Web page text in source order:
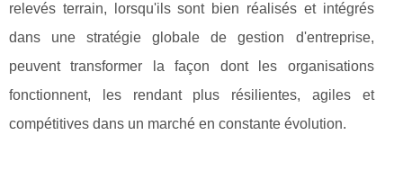
relevés terrain, lorsqu'ils sont bien réalisés et intégrés
dans une stratégie globale de gestion d'entreprise,
peuvent transformer la façon dont les organisations
fonctionnent, les rendant plus résilientes, agiles et
compétitives dans un marché en constante évolution.